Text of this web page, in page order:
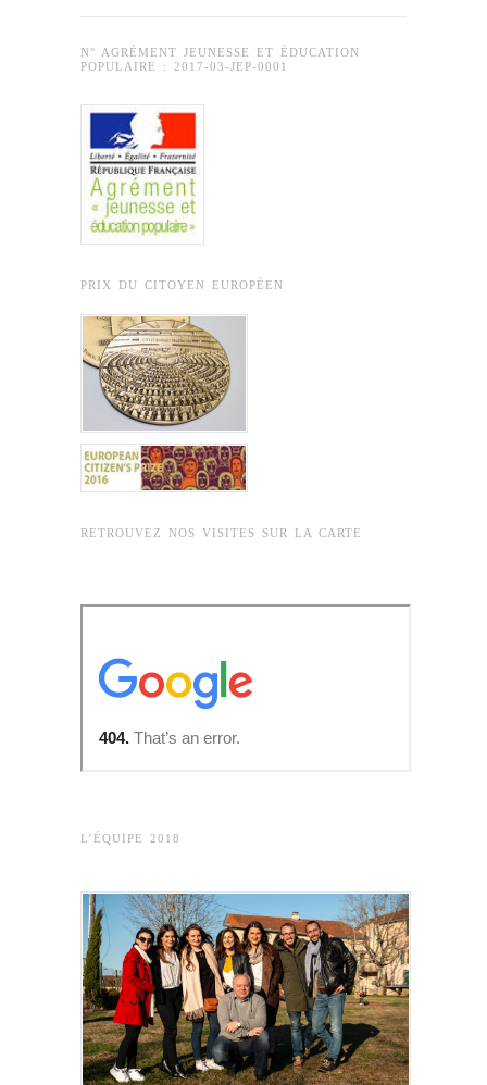
N° AGRÉMENT JEUNESSE ET ÉDUCATION
POPULAIRE : 2017-03-JEP-0001
PRIX DU CITOYEN EUROPÉEN
RETROUVEZ NOS VISITES SUR LA CARTE
L’ÉQUIPE 2018